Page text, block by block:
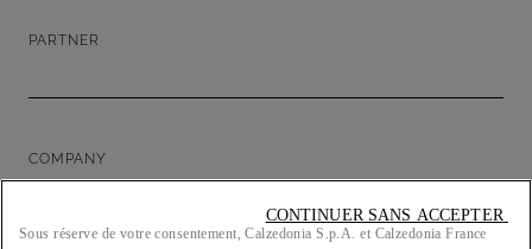
PARTNER
COMPANY
Sous réserve de votre consentement, Calzedonia S.p.A. et Calzedonia France
CONTINUER SANS ACCEPTER